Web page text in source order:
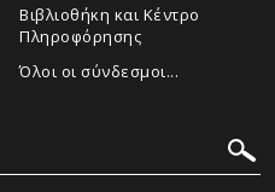
Βιβλιοθήκη και Κέντρο
Πληροφόρησης
Όλοι οι σύνδεσμοι...